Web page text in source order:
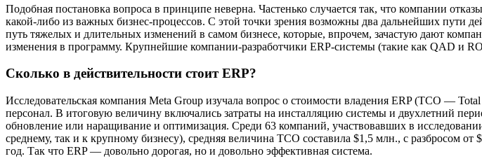
Подобная постановка вопроса в принципе неверна. Частенько случается так, что компании
какой-либо из важных бизнес-процессов. С этой точки зрения возможны два дальнейших пути
путь тяжелых и длительных изменений в самом бизнесе, которые, впрочем, зачастую дают
изменения в программу. Крупнейшие компании-разработчики ERP-системы (такие как QAD и
Сколько в действительности стоит ERP?
Исследовательская компания Meta Group изучала вопрос о стоимости владения ERP (TCO —
персонал. В итоговую величину включались затраты на инсталляцию системы и двухлетний
обновление или наращивание и оптимизация. Среди 63 компаний, участвовавших в
среднему, так и к крупному бизнесу), средняя величина TCO составила $1,5 млн., с разбросом
год. Так что ERP — довольно дорогая, но и довольно эффективная система.